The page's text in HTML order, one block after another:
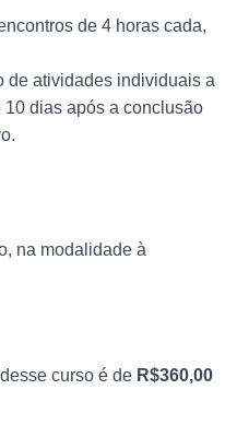
de 4 horas cada,
de atividades individuais a
dias após a conclusão
na modalidade à
curso é de R$360,00